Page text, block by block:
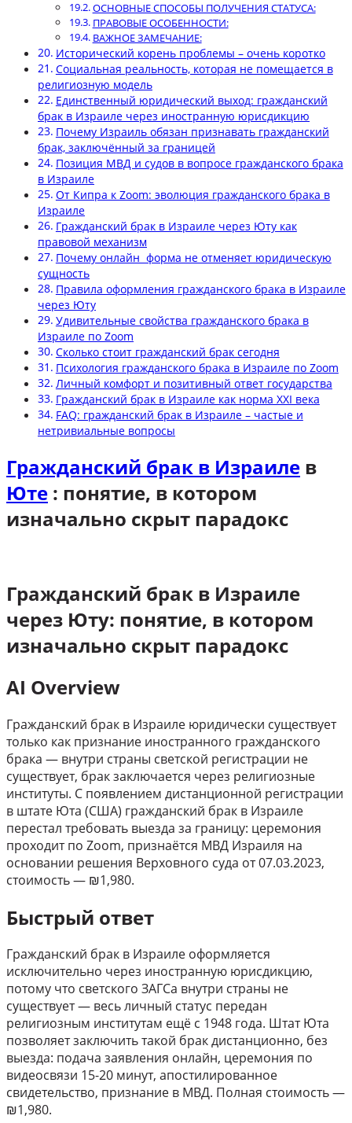
ОСНОВНЫЕ СПОСОБЫ ПОЛУЧЕНИЯ СТАТУСА:
ПРАВОВЫЕ ОСОБЕННОСТИ:
ВАЖНОЕ ЗАМЕЧАНИЕ:
Исторический корень проблемы – очень коротко
Социальная реальность, которая не помещается в
религиозную модель
Единственный юридический выход: гражданский
брак в Израиле через иностранную юрисдикцию
Почему Израиль обязан признавать гражданский
брак, заключённый за границей
Позиция МВД и судов в вопросе гражданского брака
в Израиле
От Кипра к Zoom: эволюция гражданского брака в
Израиле
Гражданский брак в Израиле через Юту как
правовой механизм
Почему онлайн форма не отменяет юридическую
сущность
Правила оформления гражданского брака в Израиле
через Юту
Удивительные свойства гражданского брака в
Израиле по Zoom
Сколько стоит гражданский брак сегодня
Психология гражданского брака в Израиле по Zoom
Личный комфорт и позитивный ответ государства
Гражданский брак в Израиле как норма XXI века
FAQ: гражданский брак в Израиле – частые и
нетривиальные вопросы
Гражданский брак в Израиле в
Юте : понятие, в котором
изначально скрыт парадокс
Гражданский брак в Израиле
через Юту: понятие, в котором
изначально скрыт парадокс
AI Overview
Гражданский брак в Израиле юридически существует
только как признание иностранного гражданского
брака — внутри страны светской регистрации не
существует, брак заключается через религиозные
институты. С появлением дистанционной регистрации
в штате Юта (США) гражданский брак в Израиле
перестал требовать выезда за границу: церемония
проходит по Zoom, признаётся МВД Израиля на
основании решения Верховного суда от 07.03.2023,
стоимость — ₪1,980.
Быстрый ответ
Гражданский брак в Израиле оформляется
исключительно через иностранную юрисдикцию,
потому что светского ЗАГСа внутри страны не
существует — весь личный статус передан
религиозным институтам ещё с 1948 года. Штат Юта
позволяет заключить такой брак дистанционно, без
выезда: подача заявления онлайн, церемония по
видеосвязи 15-20 минут, апостилированное
свидетельство, признание в МВД. Полная стоимость —
₪1,980.